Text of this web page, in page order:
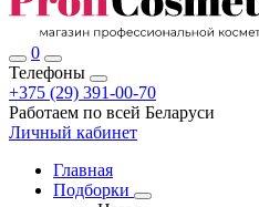
0
Телефоны
+375 (29) 391-00-70
Работаем по всей Беларуси
Личный кабинет
Главная
Подборки